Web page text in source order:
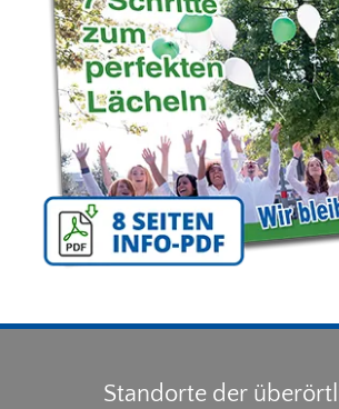
Standorte der